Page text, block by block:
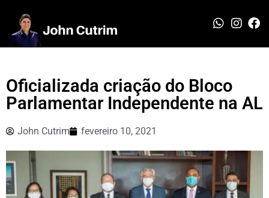
Oficializada criação do Bloco
Parlamentar Independente na AL
John Cutrim fevereiro 10, 2021